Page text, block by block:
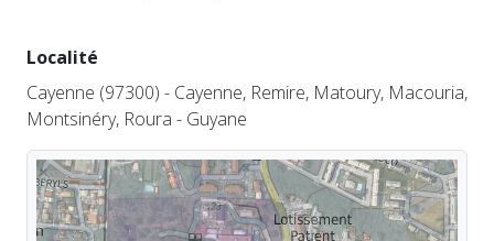
Localité
Cayenne (97300) - Cayenne, Remire, Matoury, Macouria,
Montsinéry, Roura - Guyane